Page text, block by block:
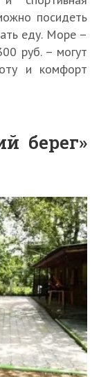
посидеть
еду. Море –
руб. – могут
и комфорт
берег»